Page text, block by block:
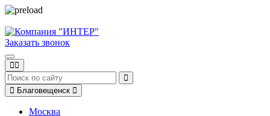
Заказать звонок
Благовещенск
Москва